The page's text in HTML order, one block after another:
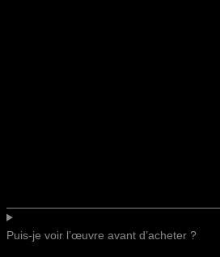
Puis-je voir l’œuvre avant d’acheter ?